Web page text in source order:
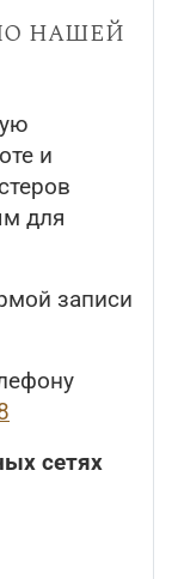
нашей
и
для
записи
сетях